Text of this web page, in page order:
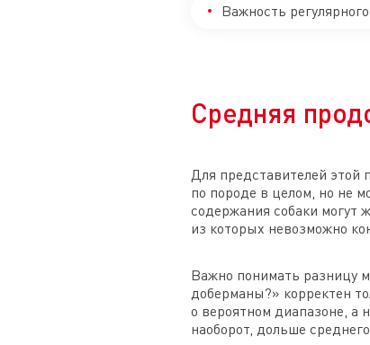
Важность
Средняя
Для представителей этой
по породе в целом, но не
содержания собаки могут
из которых невозможно
Важно понимать разницу
доберманы?» корректен
о вероятном диапазоне, а
наоборот, дольше